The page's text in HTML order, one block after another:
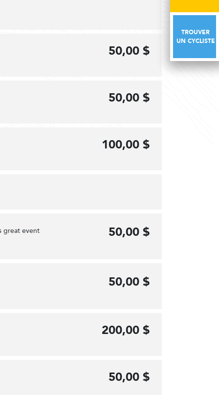
TROUVER
UN CYCLISTE
50,00 $
50,00 $
100,00 $
great event
50,00 $
50,00 $
200,00 $
50,00 $
TROUVER
UN CYCLISTE